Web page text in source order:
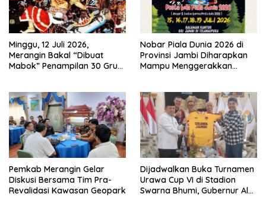
Minggu, 12 Juli 2026,
Merangin Bakal “Dibuat
Mabok” Penampilan 30 Grup
Nobar Piala Dunia 2026 di
Provinsi Jambi Diharapkan
Mampu Menggerakkan
Pemkab Merangin Gelar
Diskusi Bersama Tim Pra-
Revalidasi Kawasan Geopark
Dijadwalkan Buka Turnamen
Urawa Cup VI di Stadion
Swarna Bhumi, Gubernur Al